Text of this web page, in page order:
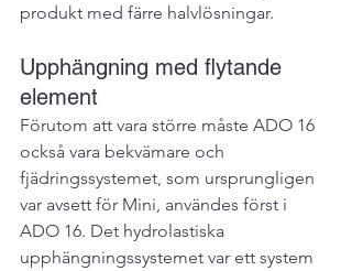
produkt med färre halvlösningar.
Upphängning med flytande
element
Förutom att vara större måste ADO 16
också vara bekvämare och
fjädringssystemet, som ursprungligen
var avsett för Mini, användes först i
ADO 16. Det hydrolastiska
upphängningssystemet var ett system